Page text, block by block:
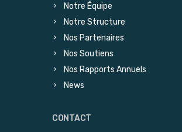
Notre Équipe
Notre Structure
Nos Partenaires
Nos Soutiens
Nos Rapports Annuels
News
CONTACT